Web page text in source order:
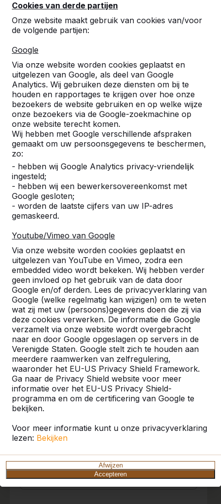
Cookies van derde partijen
Onze website maakt gebruik van cookies van/voor
de volgende partijen:
Google
Via onze website worden cookies geplaatst en
uitgelezen van Google, als deel van Google
Analytics. Wij gebruiken deze diensten om bij te
houden en rapportages te krijgen over hoe onze
bezoekers de website gebruiken en op welke wijze
onze bezoekers via de Google-zoekmachine op
onze website terecht komen.
Wij hebben met Google verschillende afspraken
gemaakt om uw persoonsgegevens te beschermen,
zo:
- hebben wij Google Analytics privacy-vriendelijk
ingesteld;
- hebben wij een bewerkersovereenkomst met
Google gesloten;
- worden de laatste cijfers van uw IP-adres
gemaskeerd.
Youtube/Vimeo van Google
Via onze website worden cookies geplaatst en
uitgelezen van YouTube en Vimeo, zodra een
embedded video wordt bekeken. Wij hebben verder
geen invloed op het gebruik van de data door
Google en/of derden. Lees de privacyverklaring van
Google (welke regelmatig kan wijzigen) om te weten
wat zij met uw (persoons)gegevens doen die zij via
deze cookies verwerken. De informatie die Google
verzamelt via onze website wordt overgebracht
naar en door Google opgeslagen op servers in de
Verenigde Staten. Google stelt zich te houden aan
meerdere raamwerken van zelfregulering,
waaronder het EU-US Privacy Shield Framework.
Ga naar de Privacy Shield website voor meer
informatie over het EU-US Privacy Shield-
programma en om de certificering van Google te
bekijken.
Voor meer informatie kunt u onze privacyverklaring
lezen: Bekijken
Afwijzen
Accepteren
8
10
Tot dusver prima ervaring. Snelle en correcte
levering. Dit type banken is pas sinds vorig
jaar in onze gemeente toegepast dus nog
geen ervaring over langere termijn.
Henk van Herpen
05-04-2019
Referenties
U vindt onze producten in heel Europa en
zelfs daarbuiten. Bekijk hier waar bij u in de
buurt al een HeBlad product staat.
Product
Alles weergeven
Categorie
Alles weergeven